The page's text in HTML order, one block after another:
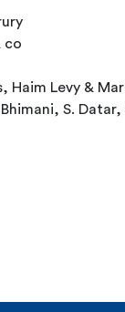
co
Haim Levy &
S. Datar,